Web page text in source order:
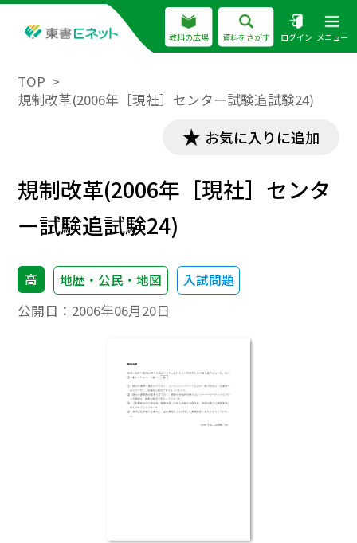
教科の広場 資料をさがす ログイン メニュー
TOP
規制改革(2006年［現社］センター試験追試験24)
お気に入りに追加
規制改革(2006年［現社］センタ
ー試験追試験24)
高 地歴・公民・地図 入試問題
公開日： 2006年06月20日